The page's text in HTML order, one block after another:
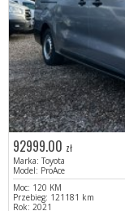
92999.00 zł
Marka: Toyota
Model: ProAce
Moc: 120 KM
Przebieg: 121181 km
Rok: 2021